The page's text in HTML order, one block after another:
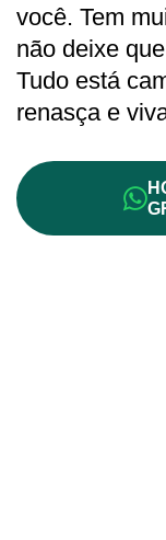
você. Tem
não deixe
Tudo está
renasça e